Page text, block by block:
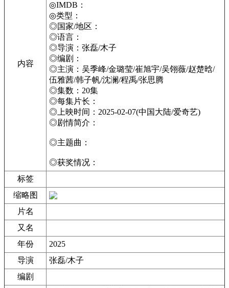
内容
◎IMDB：
◎类型：
◎国家/地区：
◎语言：
◎导演：张磊/木子
◎编剧：
◎主演：吴季峰/金璐莹/崔旭宇/吴翎薇/赵楚晗/
伍雅茜/韩子帆/沈澜/程禹/张思腾
◎集数：20集
◎每集片长：
◎上映时间：2025-02-07(中国大陆/爱奇艺)
◎剧情简介：
◎主题曲：
◎获奖情况：
标签
缩略图
片名
又名
年份
2025
导演
张磊/木子
编剧